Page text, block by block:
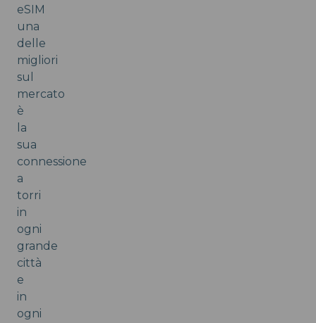
eSIM
una
delle
migliori
sul
mercato
è
la
sua
connessione
a
torri
in
ogni
grande
città
e
in
ogni